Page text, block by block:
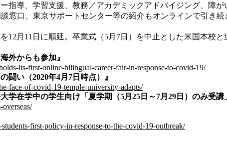
指導、学習支援、教務／アカデミックアドバイジング、障
窓口、東京サポートセンター等の紹介もオンラインで引き続
12月11日に順延。卒業式（5月7日）を中止とした米国本校
外からも参加』
its-first-online-bilingual-career-fair-in-response-to-covid-19/
闘い（2020年4月7日時点）』
face-of-covid-19-temple-university-adapts/
学在学中の学生向け「夏学期（5月25日～7月29日）のみ受講
first-policy-in-response-to-the-covid-19-outbreak/